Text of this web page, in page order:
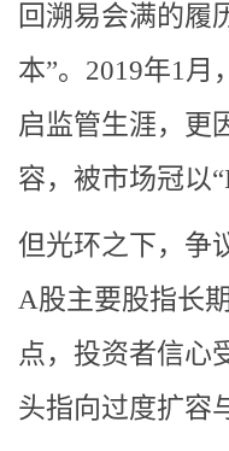
回溯易会满的履
本”。2019年1月
启监管生涯，更
容，被市场冠以
但光环之下，争
A股主要股指长
点，投资者信心
头指向过度扩容